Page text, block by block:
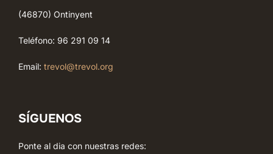
(46870) Ontinyent
Teléfono: 96 291 09 14
Email: trevol@trevol.org
SÍGUENOS
Ponte al dia con nuestras redes: